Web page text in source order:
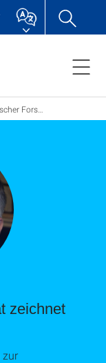
zeichnet Prof. Tilman Pfau aus
zeichnet
zur